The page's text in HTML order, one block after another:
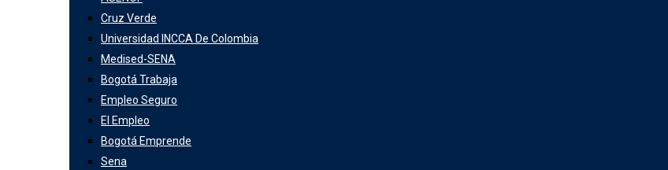
Cruz Verde
Universidad INCCA De Colombia
Medised-SENA
Bogotá Trabaja
Empleo Seguro
El Empleo
Bogotá Emprende
Sena